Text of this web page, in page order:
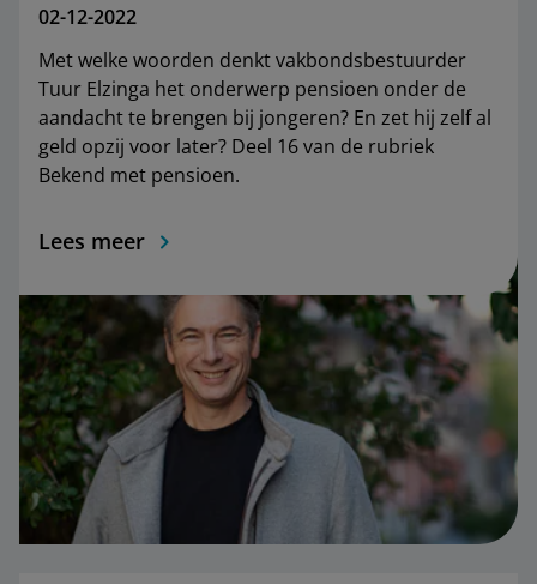
02-12-2022
Met welke woorden denkt vakbondsbestuurder
Tuur Elzinga het onderwerp pensioen onder de
aandacht te brengen bij jongeren? En zet hij zelf al
geld opzij voor later? Deel 16 van de rubriek
Bekend met pensioen.
Lees meer